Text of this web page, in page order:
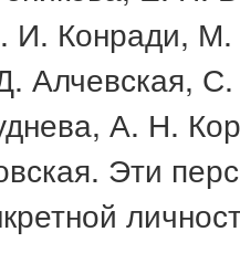
И. Конради,
Алчевская,
А. Н.
Эти